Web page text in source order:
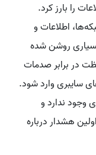
را بارز کرد.
اطلاعات و
روشن شده
در برابر صدمات
سایبری وارد شود.
وجود ندارد و
هشدار درباره